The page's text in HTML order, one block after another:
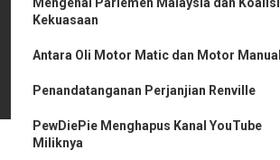
Kekuasaan
Antara Oli Motor Matic dan Motor Manual
Penandatanganan Perjanjian Renville
PewDiePie Menghapus Kanal YouTube
Miliknya